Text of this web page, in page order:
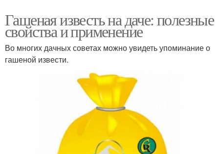
Гашеная известь на даче: полезные
свойства и применение
Во многих дачных советах можно увидеть упоминание о
гашеной извести.